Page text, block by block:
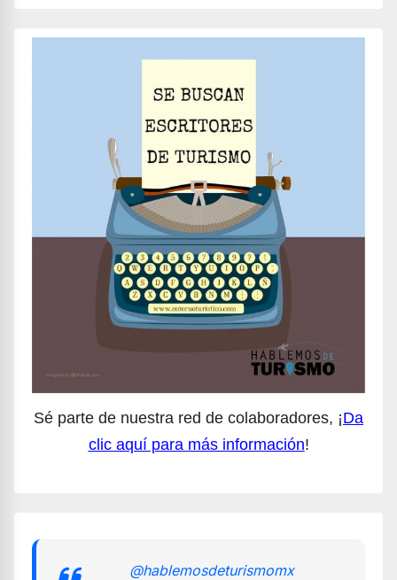
Sé parte de nuestra red de colaboradores, ¡Da
clic aquí para más información!
@hablemosdeturismomx